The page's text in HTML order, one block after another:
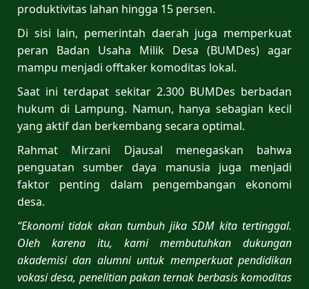
produktivitas lahan hingga 15 persen.
Di sisi lain, pemerintah daerah juga memperkuat
peran Badan Usaha Milik Desa (BUMDes) agar
mampu menjadi offtaker komoditas lokal.
Saat ini terdapat sekitar 2.300 BUMDes berbadan
hukum di Lampung. Namun, hanya sebagian kecil
yang aktif dan berkembang secara optimal.
Rahmat Mirzani Djausal menegaskan bahwa
penguatan sumber daya manusia juga menjadi
faktor penting dalam pengembangan ekonomi
desa.
“Ekonomi tidak akan tumbuh jika SDM kita tertinggal.
Oleh karena itu, kami membutuhkan dukungan
akademisi dan alumni untuk memperkuat pendidikan
vokasi desa, penelitian pakan ternak berbasis komoditas